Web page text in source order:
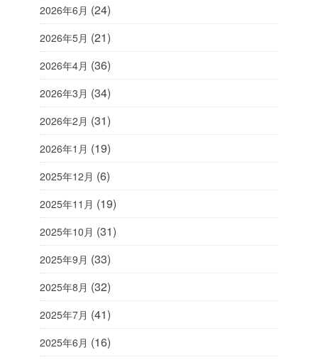
2026年6月 (24)
2026年5月 (21)
2026年4月 (36)
2026年3月 (34)
2026年2月 (31)
2026年1月 (19)
2025年12月 (6)
2025年11月 (19)
2025年10月 (31)
2025年9月 (33)
2025年8月 (32)
2025年7月 (41)
2025年6月 (16)